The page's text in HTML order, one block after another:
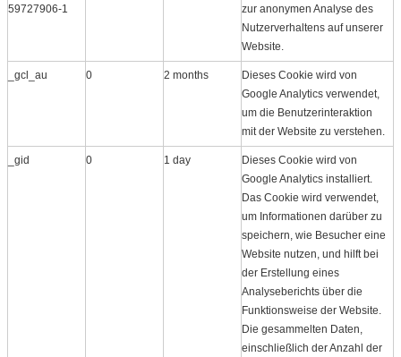
59727906-1
zur anonymen Analyse des
Nutzerverhaltens auf unserer
Website.
_gcl_au 0 2 months
Dieses Cookie wird von
Google Analytics verwendet,
um die Benutzerinteraktion
mit der Website zu verstehen.
_gid 0 1 day
Dieses Cookie wird von
Google Analytics installiert.
Das Cookie wird verwendet,
um Informationen darüber zu
speichern, wie Besucher eine
Website nutzen, und hilft bei
der Erstellung eines
Analyseberichts über die
Funktionsweise der Website.
Die gesammelten Daten,
einschließlich der Anzahl der